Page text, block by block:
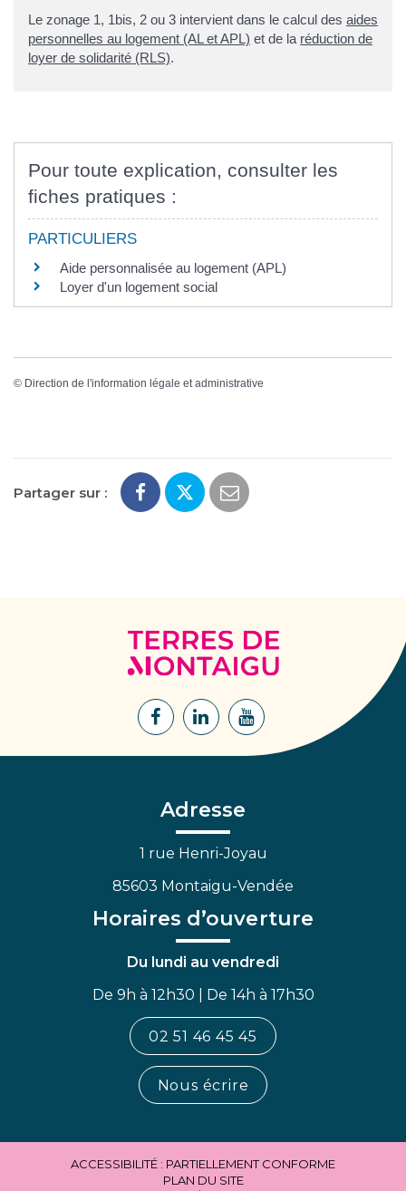
Le zonage 1, 1bis, 2 ou 3 intervient dans le calcul des aides
personnelles au logement (AL et APL) et de la réduction de
loyer de solidarité (RLS).
Pour toute explication, consulter les
fiches pratiques :
PARTICULIERS
Aide personnalisée au logement (APL)
Loyer d'un logement social
© Direction de l'information légale et administrative
Partager sur :
Terres
de
Lien
Facebook
Lien
Lien
Adresse
1 rue Henri-Joyau
85603 Montaigu-Vendée
Horaires d’ouverture
Du lundi au vendredi
De 9h à 12h30 | De 14h à 17h30
02 51 46 45 45
Nous écrire
ACCESSIBILITÉ : PARTIELLEMENT CONFORME
PLAN DU SITE